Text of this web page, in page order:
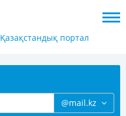
Қазақстандық портал
@mail.kz